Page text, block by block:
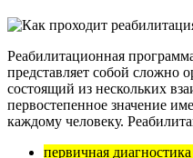
Реабилитационная
представляет собой сложно
состоящий из нескольких
первостепенное значение
каждому человеку.
первичная